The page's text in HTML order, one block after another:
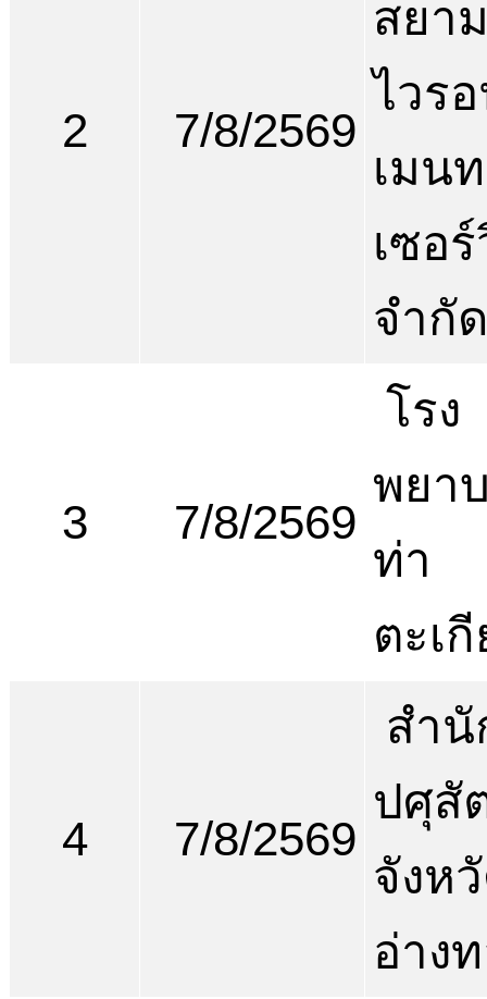
2 7/8/2569
สยา
ไวร
เมน
เซอ
จำกัด
3 7/8/2569
โรง
พยา
ท่า
ตะเ
4 7/8/2569
สำนั
ปศุสั
จังห
อ่าง